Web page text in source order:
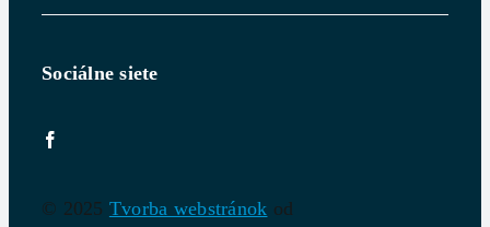
Sociálne siete
© 2025 Tvorba webstránok od